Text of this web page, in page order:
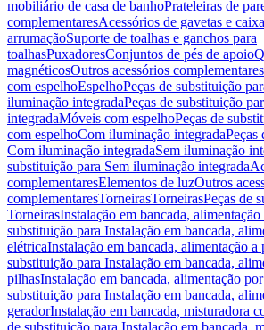
mobiliário de casa de banhoPrateleiras de
complementaresAcessórios de gavetas e
arrumaçãoSuporte de toalhas e ganchos para
toalhasPuxadoresConjuntos de pés de apoio
magnéticosOutros acessórios complementares
com espelhoEspelhoPeças de substituição
iluminação integradaPeças de substituição
integradaMóveis com espelhoPeças de
com espelhoCom iluminação integradaPeças
Com iluminação integradaSem iluminação
substituição para Sem iluminação integrada
complementaresElementos de luzOutros
complementaresTorneirasTorneirasPeças de
TorneirasInstalação em bancada, alimentação
substituição para Instalação em bancada,
elétricaInstalação em bancada, alimentação a
substituição para Instalação em bancada,
pilhasInstalação em bancada, alimentação
substituição para Instalação em bancada,
geradorInstalação em bancada, misturadora
de substituição para Instalação em bancada,